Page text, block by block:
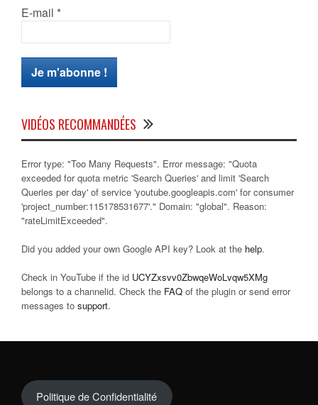
E-mail *
VIDÉOS RECOMMANDÉES
Error type: "Too Many Requests". Error message: "Quota
exceeded for quota metric 'Search Queries' and limit 'Search
Queries per day' of service 'youtube.googleapis.com' for consumer
'project_number:115178531677'." Domain: "global". Reason:
"rateLimitExceeded".
Did you added your own Google API key? Look at the help.
Check in YouTube if the id UCYZxsvv0ZbwqeWoLvqw5XMg
belongs to a channelid. Check the FAQ of the plugin or send error
messages to support.
Politique de Confidentialité